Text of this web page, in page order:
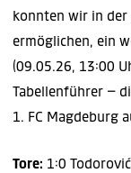
konnten wir in
ermöglichen, ein
(09.05.26, 13:00
Tabellenführer –
1. FC Magdeburg
Tore: 1:0